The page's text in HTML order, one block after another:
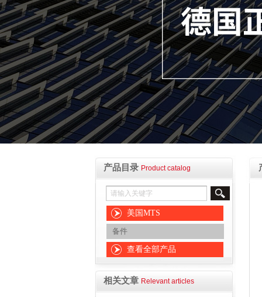
产品目录 Product catalog
美国MTS
备件
查看全部产品
相关文章 Relevant articles